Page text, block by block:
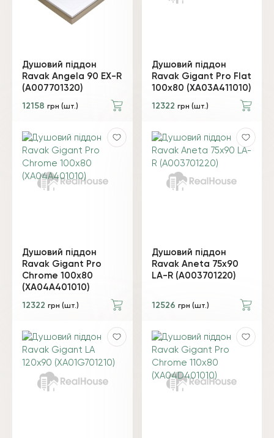
Душовий піддон
Ravak Angela 90 EX-R
(A007701320)
12158 грн (шт.)
Душовий піддон
Ravak Gigant Pro Flat
100х80 (XA03A411010)
12322 грн (шт.)
Душовий піддон
Ravak Gigant Pro
Chrome 100х80
(XA04A401010)
12322 грн (шт.)
Душовий піддон
Ravak Aneta 75x90
LA-R (A003701220)
12526 грн (шт.)